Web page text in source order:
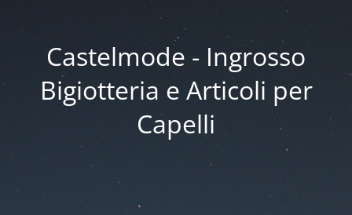
Castelmode - Ingrosso
Bigiotteria e Articoli per
Capelli